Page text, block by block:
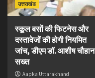
उत्तराखंड
स्कूल बसों की फिटनेस और
दस्तावेजों की होगी नियमित
जांच, डीएम डॉ. आशीष चौहान
सख्त
Aapka Uttarakhand